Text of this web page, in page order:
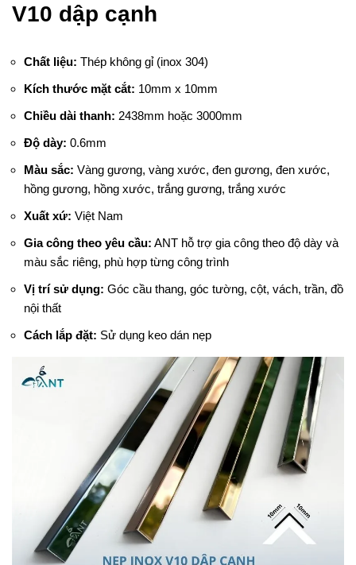
V10 dập cạnh
Chất liệu: Thép không gỉ (inox 304)
Kích thước mặt cắt: 10mm x 10mm
Chiều dài thanh: 2438mm hoặc 3000mm
Độ dày: 0.6mm
Màu sắc: Vàng gương, vàng xước, đen gương, đen xước,
hồng gương, hồng xước, trắng gương, trắng xước
Xuất xứ: Việt Nam
Gia công theo yêu cầu: ANT hỗ trợ gia công theo độ dày và
màu sắc riêng, phù hợp từng công trình
Vị trí sử dụng: Góc cầu thang, góc tường, cột, vách, trần, đồ
nội thất
Cách lắp đặt: Sử dụng keo dán nẹp